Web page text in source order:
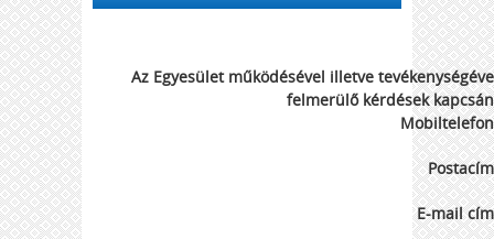
Az Egyesület működésével illetve
felmerülő kérdések
E-mail